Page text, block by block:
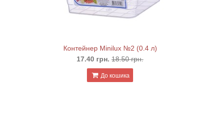
Контейнер Minilux №2 (0.4 л)
17.40 грн. 18.50 грн.
До кошика